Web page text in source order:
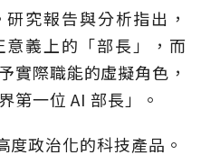
究報告與分析指出，
義上的「部長」，而
實際職能的虛擬角色，
第一位 AI 部長」。
政治化的科技產品。